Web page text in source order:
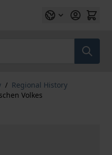
/ Regional History
Volkes